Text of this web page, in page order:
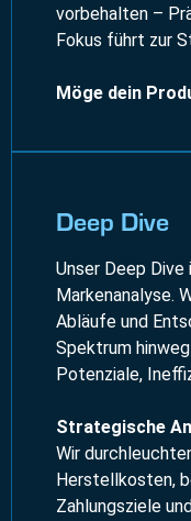
vorbehalten –
Fokus führt zur
Möge dein
Deep Dive
Unser Deep
Markenanalyse.
Abläufe und
Spektrum
Potenziale,
Strategische
Wir
Herstellkosten,
Zahlungsziele